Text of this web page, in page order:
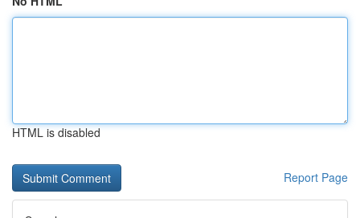
HTML is disabled
Report Page